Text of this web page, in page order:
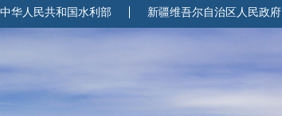
中华人民共和国水利部 新疆维吾尔自治区人民政府